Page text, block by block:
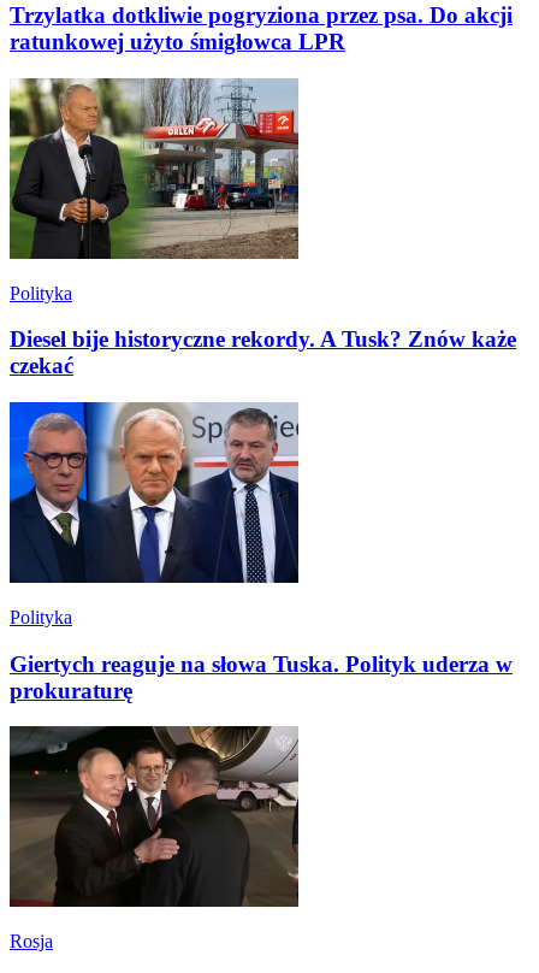
Trzylatka dotkliwie pogryziona przez psa. Do akcji
ratunkowej użyto śmigłowca LPR
Polityka
Diesel bije historyczne rekordy. A Tusk? Znów każe
czekać
Polityka
Giertych reaguje na słowa Tuska. Polityk uderza w
prokuraturę
Rosja